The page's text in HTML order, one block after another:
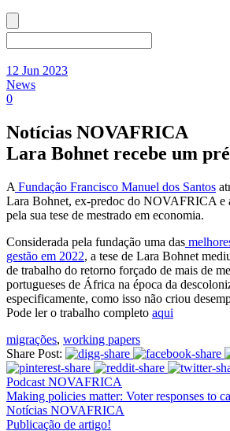
12 Jun 2023
News
0
Notícias NOVAFRICA
Lara Bohnet recebe um
A Fundação Francisco Manuel dos Santos
Lara Bohnet, ex-predoc do NOVAFRICA e
pela sua tese de mestrado em economia.
Considerada pela fundação uma das
gestão em 2022, a tese de Lara Bohnet
de trabalho do retorno forçado de mais de
portugueses de África na época da
especificamente, como isso não criou
Pode ler o trabalho completo aqui
migrações, working papers
Share Post:
Podcast NOVAFRICA
Making policies matter: Voter responses to
Notícias NOVAFRICA
Publicação de artigo!